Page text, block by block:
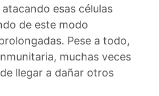
esas células
de este modo
Pese a todo,
muchas veces
llegar a dañar otros